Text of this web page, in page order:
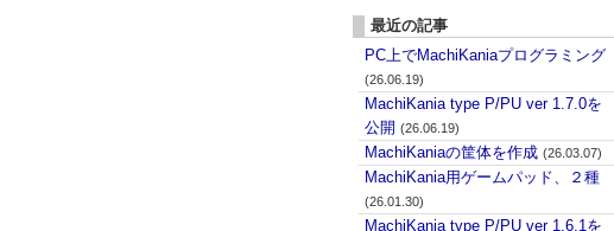
最近の記事
PC上でMachiKaniaプログラミング
(26.06.19)
MachiKania type P/PU ver 1.7.0を
公開 (26.06.19)
MachiKaniaの筐体を作成 (26.03.07)
MachiKania用ゲームパッド、２種
(26.01.30)
MachiKania type P/PU ver 1.6.1を